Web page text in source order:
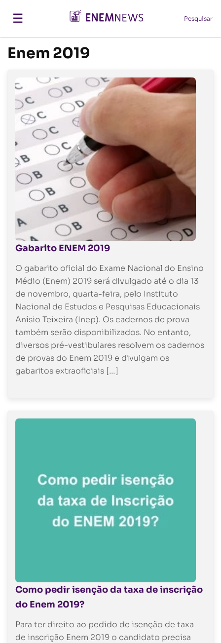
☰ Pesquisar
Enem 2019
Gabarito ENEM 2019
O gabarito oficial do Exame Nacional do Ensino
Médio (Enem) 2019 será divulgado até o dia 13
de novembro, quarta-feira, pelo Instituto
Nacional de Estudos e Pesquisas Educacionais
Anísio Teixeira (Inep). Os cadernos de prova
também serão disponibilizados. No entanto,
diversos pré-vestibulares resolvem os cadernos
de provas do Enem 2019 e divulgam os
gabaritos extraoficiais […]
Como pedir isenção da taxa de inscrição
do Enem 2019?
Para ter direito ao pedido de isenção de taxa
de inscrição Enem 2019 o candidato precisa